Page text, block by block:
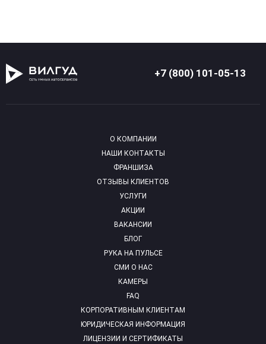
+7 (800) 101-05-13
О КОМПАНИИ
НАШИ КОНТАКТЫ
ФРАНШИЗА
ОТЗЫВЫ КЛИЕНТОВ
УСЛУГИ
АКЦИИ
ВАКАНСИИ
БЛОГ
РУКА НА ПУЛЬСЕ
СМИ О НАС
КАМЕРЫ
FAQ
КОРПОРАТИВНЫМ КЛИЕНТАМ
ЮРИДИЧЕСКАЯ ИНФОРМАЦИЯ
ЛИЦЕНЗИИ И СЕРТИФИКАТЫ